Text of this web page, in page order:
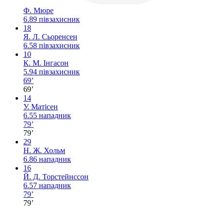
Ф. Мюре
6.89 півзахисник
18
Я. Л. Сьоренсен
6.58 півзахисник
10
К. М. Інгасон
5.94 півзахисник
69’
69’
14
У. Матісен
6.55 нападник
79’
79’
29
Н. Ж. Хольм
6.86 нападник
16
Й. Д. Торстейнссон
6.57 нападник
79’
79’